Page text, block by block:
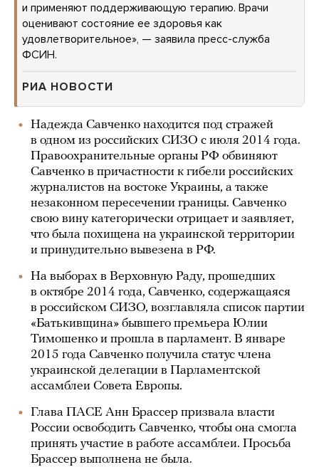
и применяют поддерживающую терапию. Врачи
оценивают состояние ее здоровья как
удовлетворительное», — заявила пресс-служба
ФСИН.
РИА НОВОСТИ
Надежда Савченко находится под стражей
в одном из российских СИЗО с июля 2014 года.
Правоохранительные органы РФ обвиняют
Савченко в причастности к гибели российских
журналистов на востоке Украины, а также
незаконном пересечении границы. Савченко
свою вину категорически отрицает и заявляет,
что была похищена на украинской территории
и принудительно вывезена в РФ.
На выборах в Верховную Раду, прошедших
в октябре 2014 года, Савченко, содержащаяся
в российском СИЗО, возглавляла список партии
«Батькивщина» бывшего премьера Юлии
Тимошенко и прошла в парламент. В январе
2015 года Савченко получила статус члена
украинской делегации в Парламентской
ассамблеи Совета Европы.
Глава ПАСЕ Анн Брассер призвала власти
России освободить Савченко, чтобы она смогла
принять участие в работе ассамблеи. Просьба
Брассер выполнена не была.